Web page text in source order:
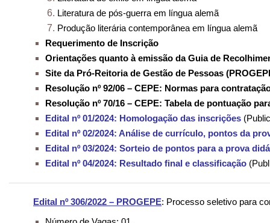
Literatura de pós-guerra em língua alemã
Produção literária contemporânea em língua alemã
Requerimento de Inscrição
Orientações quanto à emissão da Guia de
Site da Pró-Reitoria de Gestão de Pessoas
Resolução nº 92/06 – CEPE: Normas para
Resolução nº 70/16 – CEPE: Tabela de pontuação
Edital nº 01/2024: Homologação das inscrições
Edital nº 02/2024: Análise de currículo, pontos da
Edital nº 03/2024: Sorteio de pontos para a prova
Edital nº 04/2024: Resultado final e classificação
Edital nº 306/2022 – PROGEPE: Processo seletivo para